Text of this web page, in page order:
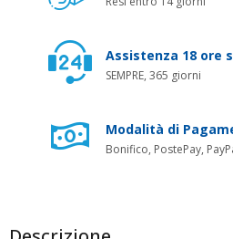
Assistenza 18 ore
SEMPRE, 365 giorni
Modalità di
Bonifico, PostePay,